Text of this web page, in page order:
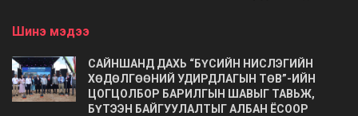
Шинэ мэдээ
САЙНШАНД ДАХЬ “БҮСИЙН НИСЛЭГИЙН
ХӨДӨЛГӨӨНИЙ УДИРДЛАГЫН ТӨВ”-ИЙН
ЦОГЦОЛБОР БАРИЛГЫН ШАВЫГ ТАВЬЖ,
БҮТЭЭН БАЙГУУЛАЛТЫГ АЛБАН ЁСООР